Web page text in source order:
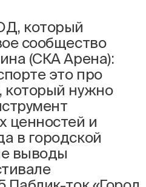
который
сообщество
(СКА Арена):
это про
нужно
ценностей и
в городской
выводы